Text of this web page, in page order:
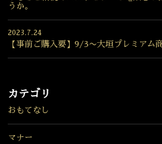
うか。
2023.7.24
【事前ご購入要】9/3〜大垣プレミアム
カテゴリ
おもてなし
マナー